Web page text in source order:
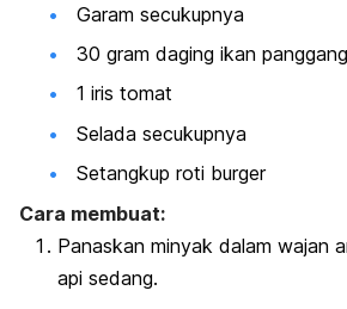
Garam secukupnya
30 gram daging ikan panggang
1 iris tomat
Selada secukupnya
Setangkup roti burger
Cara membuat:
Panaskan minyak dalam wajan
api sedang.